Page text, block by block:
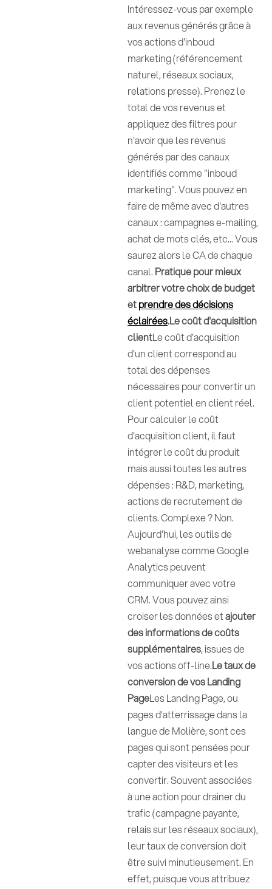
Intéressez-vous par exemple
aux revenus générés grâce à
vos actions d'inboud
marketing (référencement
naturel, réseaux sociaux,
relations presse). Prenez le
total de vos revenus et
appliquez des filtres pour
n'avoir que les revenus
générés par des canaux
identifiés comme "inboud
marketing". Vous pouvez en
faire de même avec d'autres
canaux : campagnes e-mailing,
achat de mots clés, etc... Vous
saurez alors le CA de chaque
canal. Pratique pour mieux
arbitrer votre choix de budget
etprendre des décisions
éclairées.Le coût d'acquisition
clientLe coût d'acquisition
d'un client correspond au
total des dépenses
nécessaires pour convertir un
client potentiel en client réel.
Pour calculer le coût
d'acquisition client, il faut
intégrer le coût du produit
mais aussi toutes les autres
dépenses : R&D, marketing,
actions de recrutement de
clients. Complexe ? Non.
Aujourd'hui, les outils de
webanalyse comme Google
Analytics peuvent
communiquer avec votre
CRM. Vous pouvez ainsi
croiser les données etajouter
des informations de coûts
supplémentaires, issues de
vos actions off-line.Le taux de
conversion de vos Landing
PageLes Landing Page, ou
pages d’atterrissage dans la
langue de Molière, sont ces
pages qui sont pensées pour
capter des visiteurs et les
convertir. Souvent associées
à une action pour drainer du
trafic (campagne payante,
relais sur les réseaux sociaux),
leur taux de conversion doit
être suivi minutieusement. En
effet, puisque vous attribuez